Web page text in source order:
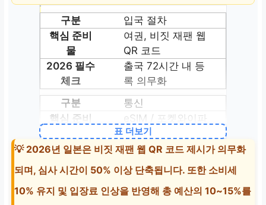
입국 절차
여권, 비짓 재팬 웹
QR 코드
출국 72시간 내 등
록 의무화
통신
eSIM / 포켓와이파
이
출국 전 예약 필수,
하루 1천 원대 가능
결제·환전
표 더보기
💡 2026년 일본은 비짓 재팬 웹 QR 코드 제시가 의무화
되며, 심사 시간이 50% 이상 단축됩니다. 또한 소비세
10% 유지 및 입장료 인상을 반영해 총 예산의 10~15%를